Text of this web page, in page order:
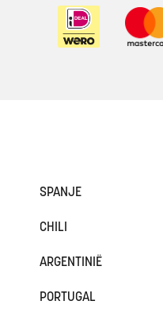
SPANJE
CHILI
ARGENTINIË
PORTUGAL